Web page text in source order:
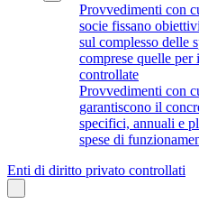
Provvedimenti con
socie fissano
sul complesso delle
comprese quelle per
controllate
Provvedimenti con
garantiscono il
specifici, annuali e
spese di
Enti di diritto privato controllati